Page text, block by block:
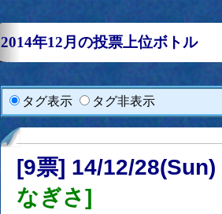
2014年12月の投票上位ボトル
タグ表示 タグ非表示
[9票] 14/12/
なぎさ]